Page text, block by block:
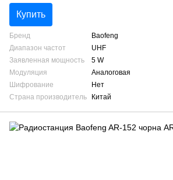
Купить
Бренд
Baofeng
Диапазон частот
UHF
Заявленная мощность
5 W
Модуляция
Аналоговая
Шифрование
Нет
Страна производитель
Китай